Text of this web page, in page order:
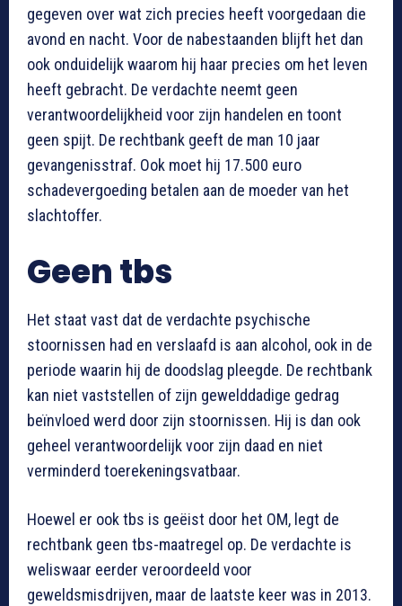
gegeven over wat zich precies heeft voorgedaan die
avond en nacht. Voor de nabestaanden blijft het dan
ook onduidelijk waarom hij haar precies om het leven
heeft gebracht. De verdachte neemt geen
verantwoordelijkheid voor zijn handelen en toont
geen spijt. De rechtbank geeft de man 10 jaar
gevangenisstraf. Ook moet hij 17.500 euro
schadevergoeding betalen aan de moeder van het
slachtoffer.
Geen tbs
Het staat vast dat de verdachte psychische
stoornissen had en verslaafd is aan alcohol, ook in de
periode waarin hij de doodslag pleegde. De rechtbank
kan niet vaststellen of zijn gewelddadige gedrag
beïnvloed werd door zijn stoornissen. Hij is dan ook
geheel verantwoordelijk voor zijn daad en niet
verminderd toerekeningsvatbaar.
Hoewel er ook tbs is geëist door het OM, legt de
rechtbank geen tbs-maatregel op. De verdachte is
weliswaar eerder veroordeeld voor
geweldsmisdrijven, maar de laatste keer was in 2013.